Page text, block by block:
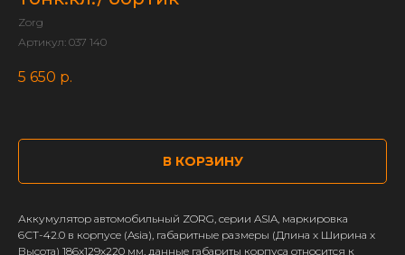
Zorg
Артикул: 037 140
5 650 р.
В КОРЗИНУ
Аккумулятор автомобильный ZORG, серии ASIA, маркировка
6СТ-42.0 в корпусе (Asia), габаритные размеры (Длина x Ширина x
Высота) 186х129х220 мм, данные габариты корпуса относится к